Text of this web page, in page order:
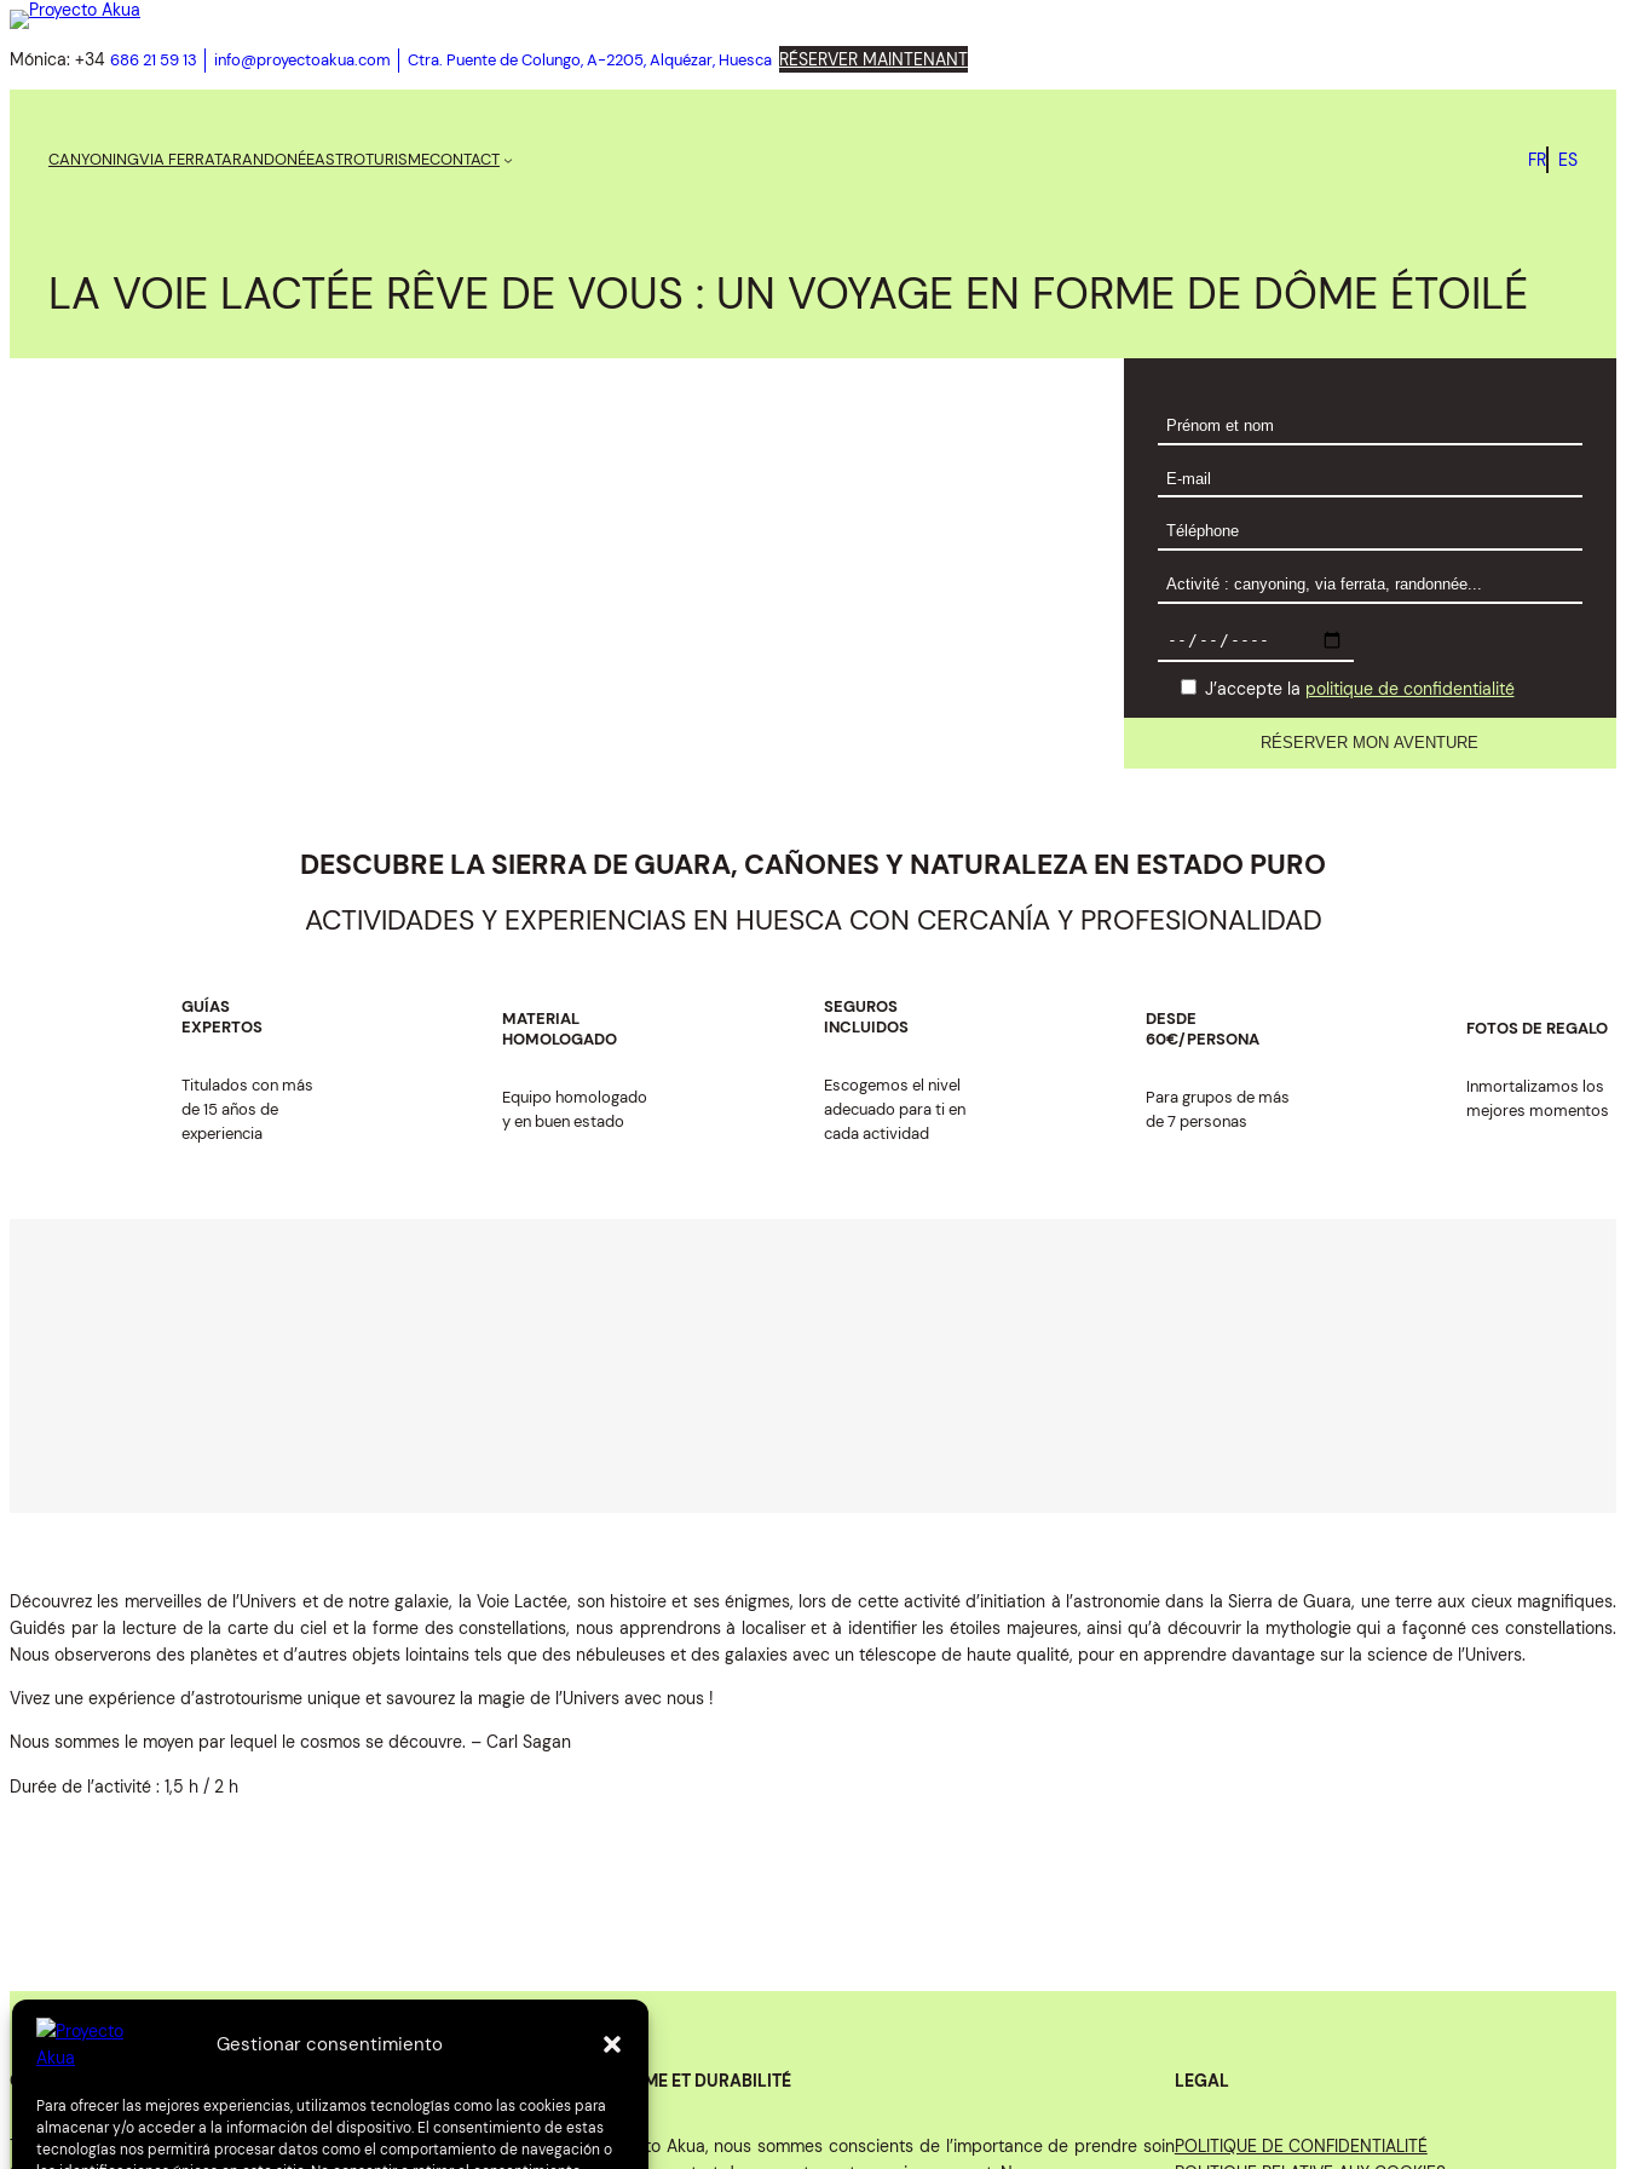
Gestionar consentimiento
Para ofrecer las mejores experiencias, utilizamos tecnologías como las cookies para
almacenar y/o acceder a la información del dispositivo. El consentimiento de estas
tecnologías nos permitirá procesar datos como el comportamiento de navegación o
Mónica: +34 686 21 59 13 info@proyectoakua.com Ctra. Puente de Colungo, A-2205, Alquézar, Huesca RÉSERVER MAINTENANT
CANYONINGVIA FERRATARANDONÉEASTROTURISMECONTACT FR ES
LA VOIE LACTÉE RÊVE DE VOUS : UN VOYAGE EN FORME DE DÔME ÉTOILÉ
J’accepte la politique de confidentialité
DESCUBRE LA SIERRA DE GUARA, CAÑONES Y NATURALEZA EN ESTADO PURO
ACTIVIDADES Y EXPERIENCIAS EN HUESCA CON CERCANÍA Y PROFESIONALIDAD
GUÍAS
EXPERTOS
Titulados con más
de 15 años de
experiencia
MATERIAL
HOMOLOGADO
Equipo homologado
y en buen estado
SEGUROS
INCLUIDOS
Escogemos el nivel
adecuado para ti en
cada actividad
DESDE
60€/PERSONA
Para grupos de más
de 7 personas
FOTOS DE REGALO
Inmortalizamos los
mejores momentos
Découvrez les merveilles de l’Univers et de notre galaxie, la Voie Lactée, son histoire et ses énigmes, lors de cette activité d’initiation à l’astronomie dans la Sierra de Guara, une terre aux cieux magnifiques.
Guidés par la lecture de la carte du ciel et la forme des constellations, nous apprendrons à localiser et à identifier les étoiles majeures, ainsi qu’à découvrir la mythologie qui a façonné ces constellations.
Nous observerons des planètes et d’autres objets lointains tels que des nébuleuses et des galaxies avec un télescope de haute qualité, pour en apprendre davantage sur la science de l’Univers.
Vivez une expérience d’astrotourisme unique et savourez la magie de l’Univers avec nous !
Nous sommes le moyen par lequel le cosmos se découvre. – Carl Sagan
Durée de l’activité : 1,5 h / 2 h
CONTACT
Téléphone : (+34) 686 21 59 13
ÉCOTOURISME ET DURABILITÉ
Chez Proyecto Akua, nous sommes conscients de l’importance de prendre soin
LEGAL
POLITIQUE DE CONFIDENTIALITÉ